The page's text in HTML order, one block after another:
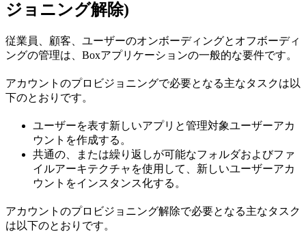
ジョニング解除)
従業員、顧客、ユーザーのオンボーディングとオフボーディ
ングの管理は、Boxアプリケーションの一般的な要件です。
アカウントのプロビジョニングで必要となる主なタスクは以
下のとおりです。
ユーザーを表す新しいアプリと管理対象ユーザーアカ
ウントを作成する。
共通の、または繰り返しが可能なフォルダおよびファ
イルアーキテクチャを使用して、新しいユーザーアカ
ウントをインスタンス化する。
アカウントのプロビジョニング解除で必要となる主なタスク
は以下のとおりです。